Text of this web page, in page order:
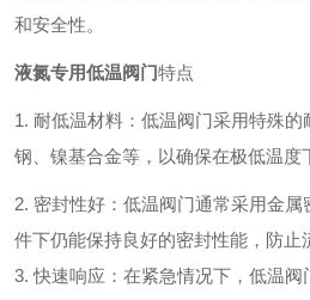
和安全性。
液氮专用低温阀门特点
1. 耐低温材料：低温阀门采用特殊
钢、镍基合金等，以确保在极低温度
2. 密封性好：低温阀门通常采用金
件下仍能保持良好的密封性能，防止
3. 快速响应：在紧急情况下，低温